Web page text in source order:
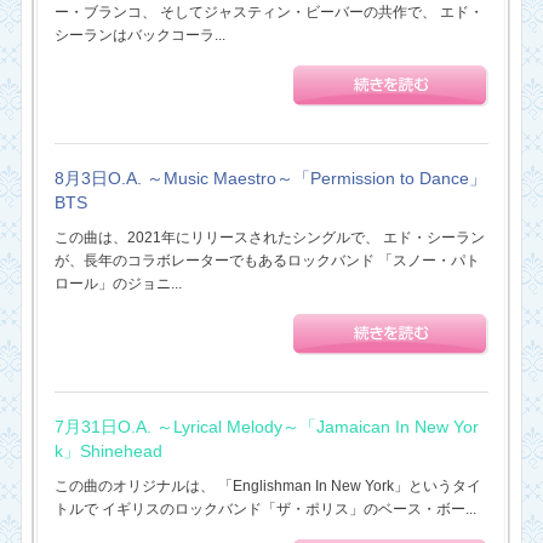
ー・ブランコ、 そしてジャスティン・ビーバーの共作で、 エド・
シーランはバックコーラ...
8月3日O.A. ～Music Maestro～「Permission to Dance」
BTS
この曲は、2021年にリリースされたシングルで、 エド・シーラン
が、長年のコラボレーターでもあるロックバンド 「スノー・パト
ロール」のジョニ...
7月31日O.A. ～Lyrical Melody～「Jamaican In New Yor
k」Shinehead
この曲のオリジナルは、 「Englishman In New York」というタイ
トルで イギリスのロックバンド「ザ・ポリス」のベース・ボー...